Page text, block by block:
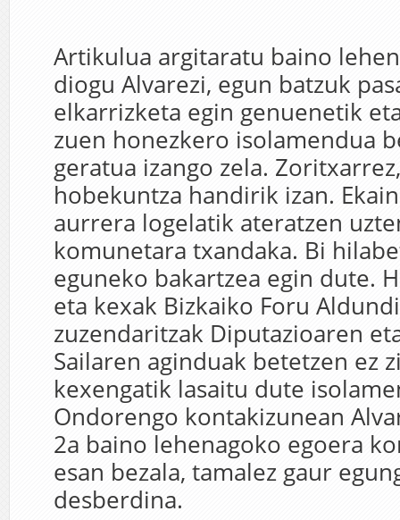
Artikulua argitaratu baino
diogu Alvarezi, egun batzuk
elkarrizketa egin genuenetik
zuen honezkero isolamendua
geratua izango zela.
hobekuntza handirik izan.
aurrera logelatik ateratzen
komunetara txandaka. Bi
eguneko bakartzea egin dute.
eta kexak Bizkaiko Foru
zuzendaritzak Diputazioaren
Sailaren aginduak betetzen ez
kexengatik lasaitu dute
Ondorengo kontakizunean
2a baino lehenagoko egoera
esan bezala, tamalez gaur
desberdina.